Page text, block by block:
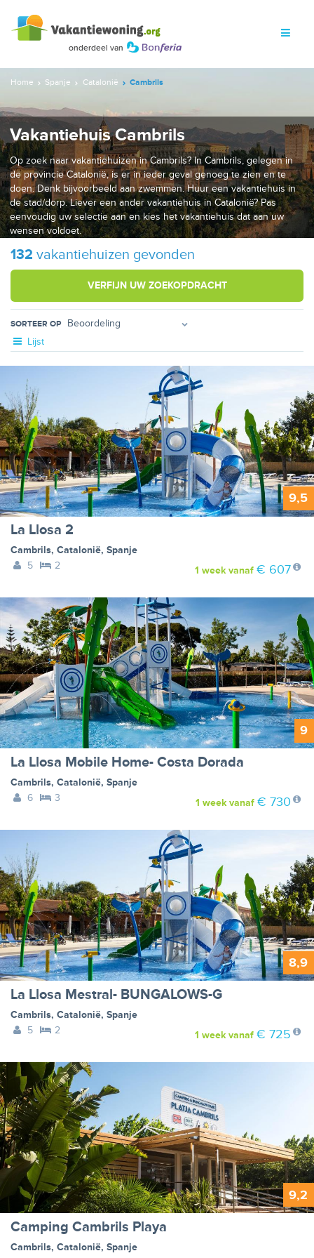
Home Spanje Catalonië Cambrils
Vakantiehuis Cambrils
Op zoek naar vakantiehuizen in Cambrils? In Cambrils, gelegen in
de provincie Catalonië, is er in ieder geval genoeg te zien en te
doen. Denk bijvoorbeeld aan zwemmen. Huur een vakantiehuis in
de stad/dorp. Liever een ander vakantiehuis in Catalonië? Pas
eenvoudig uw selectie aan en kies het vakantiehuis dat aan uw
wensen voldoet.
132 vakantiehuizen gevonden
VERFIJN UW ZOEKOPDRACHT
SORTEER OP
Lijst
9,5
La Llosa 2
Cambrils, Catalonië, Spanje
5
2 1 weekvanaf € 607
9
La Llosa Mobile Home- Costa Dorada
Cambrils, Catalonië, Spanje
6
3 1 weekvanaf € 730
8,9
La Llosa Mestral- BUNGALOWS-G
Cambrils, Catalonië, Spanje
5
2 1 weekvanaf € 725
9,2
Camping Cambrils Playa
Cambrils, Catalonië, Spanje